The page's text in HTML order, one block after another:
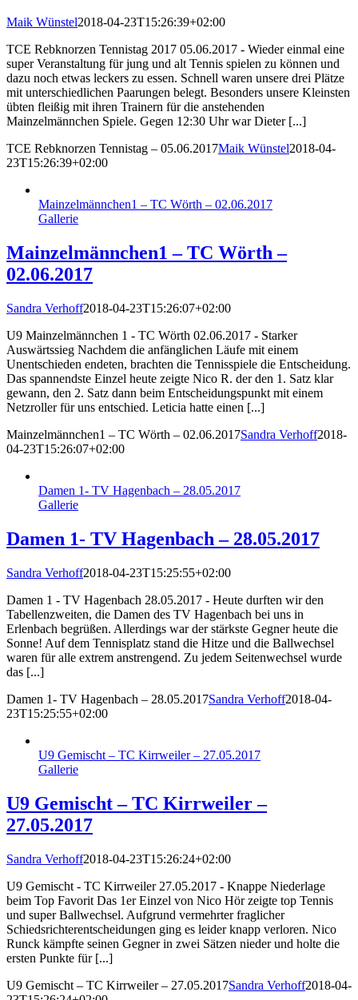
Maik Wünstel2018-04-23T15:26:39+02:00
TCE Rebknorzen Tennistag 2017 05.06.2017 - Wieder einmal eine
super Veranstaltung für jung und alt Tennis spielen zu können und
dazu noch etwas leckers zu essen. Schnell waren unsere drei Plätze
mit unterschiedlichen Paarungen belegt. Besonders unsere Kleinsten
übten fleißig mit ihren Trainern für die anstehenden
Mainzelmännchen Spiele. Gegen 12:30 Uhr war Dieter [...]
TCE Rebknorzen Tennistag – 05.06.2017Maik Wünstel2018-04-
23T15:26:39+02:00
Mainzelmännchen1 – TC Wörth – 02.06.2017
Gallerie
Mainzelmännchen1 – TC Wörth –
02.06.2017
Sandra Verhoff2018-04-23T15:26:07+02:00
U9 Mainzelmännchen 1 - TC Wörth 02.06.2017 - Starker
Auswärtssieg Nachdem die anfänglichen Läufe mit einem
Unentschieden endeten, brachten die Tennisspiele die Entscheidung.
Das spannendste Einzel heute zeigte Nico R. der den 1. Satz klar
gewann, den 2. Satz dann beim Entscheidungspunkt mit einem
Netzroller für uns entschied. Leticia hatte einen [...]
Mainzelmännchen1 – TC Wörth – 02.06.2017Sandra Verhoff2018-
04-23T15:26:07+02:00
Damen 1- TV Hagenbach – 28.05.2017
Gallerie
Damen 1- TV Hagenbach – 28.05.2017
Sandra Verhoff2018-04-23T15:25:55+02:00
Damen 1 - TV Hagenbach 28.05.2017 - Heute durften wir den
Tabellenzweiten, die Damen des TV Hagenbach bei uns in
Erlenbach begrüßen. Allerdings war der stärkste Gegner heute die
Sonne! Auf dem Tennisplatz stand die Hitze und die Ballwechsel
waren für alle extrem anstrengend. Zu jedem Seitenwechsel wurde
das [...]
Damen 1- TV Hagenbach – 28.05.2017Sandra Verhoff2018-04-
23T15:25:55+02:00
U9 Gemischt – TC Kirrweiler – 27.05.2017
Gallerie
U9 Gemischt – TC Kirrweiler –
27.05.2017
Sandra Verhoff2018-04-23T15:26:24+02:00
U9 Gemischt - TC Kirrweiler 27.05.2017 - Knappe Niederlage
beim Top Favorit Das 1er Einzel von Nico Hör zeigte top Tennis
und super Ballwechsel. Aufgrund vermehrter fraglicher
Schiedsrichterentscheidungen ging es leider knapp verloren. Nico
Runck kämpfte seinen Gegner in zwei Sätzen nieder und holte die
ersten Punkte für [...]
U9 Gemischt – TC Kirrweiler – 27.05.2017Sandra Verhoff2018-04-